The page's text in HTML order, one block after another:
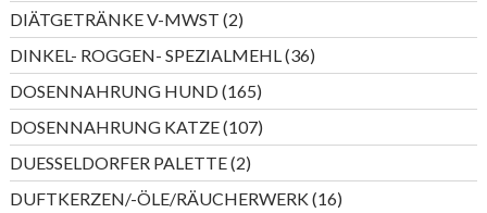
Produkte
DIÄTGETRÄNKE V-MWST 22
Produkte
DINKEL- ROGGEN- SPEZIALMEHL 3636
Produkte
DOSENNAHRUNG HUND 165165
Produkte
DOSENNAHRUNG KATZE 107107
Produkte
DUESSELDORFER PALETTE 22
Produkte
DUFTKERZEN/-ÖLE/RÄUCHERWERK 1616